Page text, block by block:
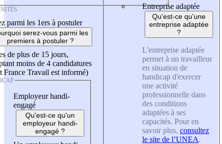
parmi les 1ers à postuler
serez-vous parmi les
premiers à postuler ?
de plus de 15 jours,
moins de 4 candidatures
France Travail est informé)
Employeur handi-
engagé
Qu'est-ce qu'un
employeur handi-
engagé ?
Entreprise adaptée
Qu'est-ce qu'une
entreprise adaptée
?
L'entreprise adaptée
permet à un travailleur
en situation de
handicap d'exercer
une activité
professionnelle dans
des conditions
adaptées à ses
capacités. Pour en
savoir plus, consultez
le site de l’UNEA.